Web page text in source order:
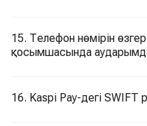
15. Телефон нөмірін
қосымшасында
16. Kaspi Pay-дегі SWIFT